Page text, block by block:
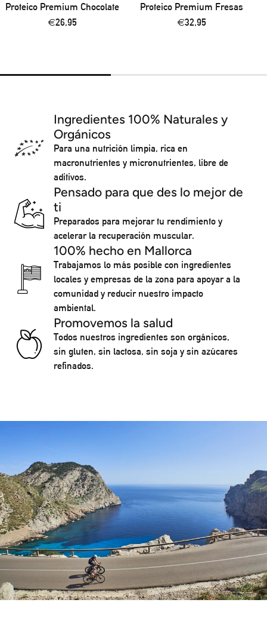
Proteico Premium Chocolate
Precio
€26,95
Proteico Premium Fresas
Precio
€32,95
Ingredientes 100% Naturales y
Orgánicos
Para una nutrición limpia, rica en
macronutrientes y micronutrientes, libre de
aditivos.
Pensado para que des lo mejor de
ti
Preparados para mejorar tu rendimiento y
acelerar la recuperación muscular.
100% hecho en Mallorca
Trabajamos lo más posible con ingredientes
locales y empresas de la zona para apoyar a la
comunidad y reducir nuestro impacto
ambiental.
Promovemos la salud
Todos nuestros ingredientes son orgánicos,
sin gluten, sin lactosa, sin soja y sin azúcares
refinados.